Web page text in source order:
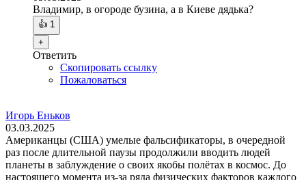
Владимир, в огороде бузина, а в Киеве дядька?
👍 1
+
Ответить
Скопировать ссылку
Пожаловаться
Игорь Еньков
03.03.2025
Американцы (США) умелые фальсификаторы, в очередной
раз после длительной паузы продолжили вводить людей
планеты в заблуждение о своих якобы полётах в космос. До
настоящего момента из-за ряда физических факторов каждого